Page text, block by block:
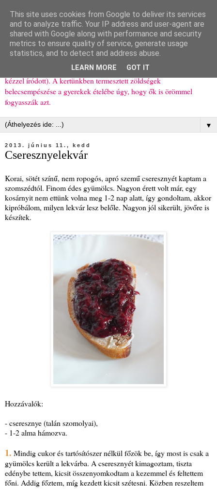
Ízőrző
Kisgyerekes család kipróbált, többnyire egészséges ételeket
bemutató receptjei a mindennapokra (mert a papírfecniket folyton
elhagyom) és gyerekeimnek ajándékba (mint régen, csak ez nem
kézzel íródott). A kertünkben termesztett zöldségek
belecsempészése a gyerekek ételébe úgy, hogy ők is örömmel
fogyasszák azt.
▼
2013. június 11., kedd
Cseresznyelekvár
Korai, sötét színű, nem ropogós, apró szemű cseresznyét kaptam a
szomszédtól. Finom édes gyümölcs. Nagyon érett volt már, egy
kosárnyit nem ettünk volna meg 1-2 nap alatt, így gondoltam, akkor
kipróbálom, milyen lekvár lesz belőle. Nagyon jól sikerült, jövőre is
készítek.
Hozzávalók:
- cseresznye (talán szomolyai),
- 1-2 alma hámozva.
1. Mindig cukor és tartósítószer nélkül főzök be, így most is csak a
gyümölcs került a lekvárba. A cseresznyét kimagoztam, tiszta
edénybe tettem, kicsit összenyomkodtam a kezemmel és feltettem
főni. Addig főztem, míg kezdett kicsit szétesni. Közben reszeltem
This site uses cookies from Google to deliver its services
and to analyze traffic. Your IP address and user-agent are
shared with Google along with performance and security
metrics to ensure quality of service, generate usage
statistics, and to detect and address abuse.
LEARN MORE GOT IT